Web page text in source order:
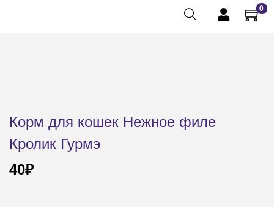
0
Корм для кошек Нежное филе
Кролик Гурмэ
40₽